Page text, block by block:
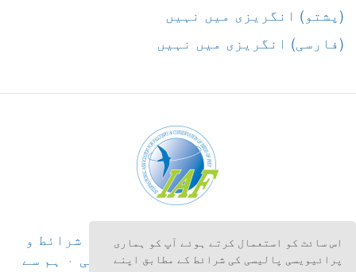
اس سائٹ کو استعمال کرتے ہوئے آپ کو ہماری
پرائیویسی پالیسی کی شرائط کے مطابق اپنے
حق اشاعت©
Anatrack Ltd 2026
شرائط و
ضوابط· زازداری کی حکمت عملی ·
ہم سے